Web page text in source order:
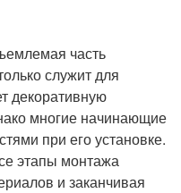
часть
служит для
декоративную
многие начинающие
при его установке.
этапы монтажа
и заканчивая